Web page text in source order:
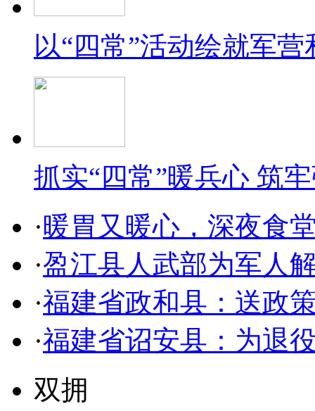
以“四常”活动绘就军
抓实“四常”暖兵心 筑
·暖胃又暖心，深夜食
·盈江县人武部为军人
·福建省政和县：送政
·福建省诏安县：为退
双拥